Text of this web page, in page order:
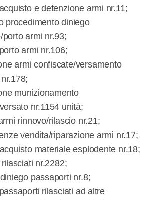
e detenzione armi nr.11;
procedimento diniego
armi nr.93;
armi nr.106;
armi confiscate/versamento
munizionamento
nr.1154 unità;
rinnovo/rilascio nr.21;
vendita/riparazione armi nr.17;
materiale esplodente nr.18;
nr.2282;
passaporti nr.8;
rilasciati ad altre